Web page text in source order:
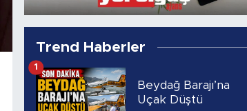
Trend Haberler
Beydağ Barajı’na
Uçak Düştü
1